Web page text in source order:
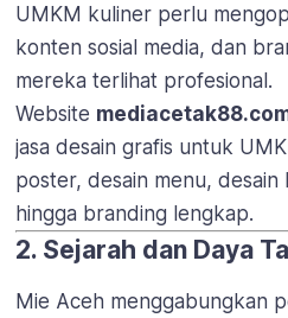
UMKM kuliner perlu
konten sosial media, dan
mereka terlihat profesional.
Website
jasa desain grafis untuk
poster, desain menu,
hingga branding lengkap.
2. Sejarah dan Daya
Mie Aceh menggabungkan